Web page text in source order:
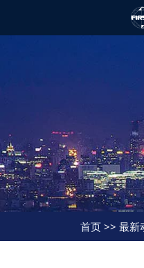
首页>> 最新